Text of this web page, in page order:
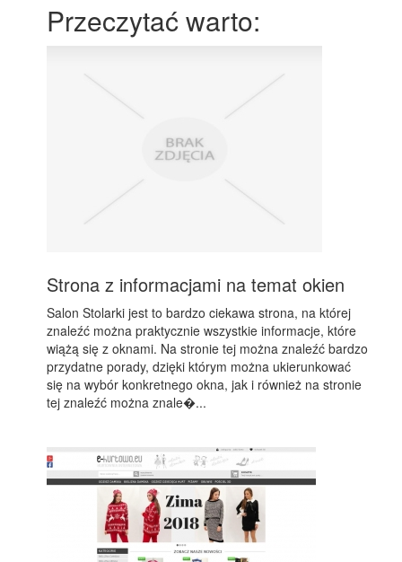
Przeczytać warto:
Strona z informacjami na temat okien
Salon Stolarki jest to bardzo ciekawa strona, na której
znaleźć można praktycznie wszystkie informacje, które
wiążą się z oknami. Na stronie tej można znaleźć bardzo
przydatne porady, dzięki którym można ukierunkować
się na wybór konkretnego okna, jak i również na stronie
tej znaleźć można znale�...